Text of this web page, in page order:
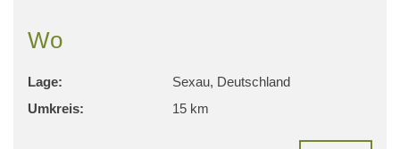
Wo
Lage:
Sexau, Deutschland
Umkreis:
15 km